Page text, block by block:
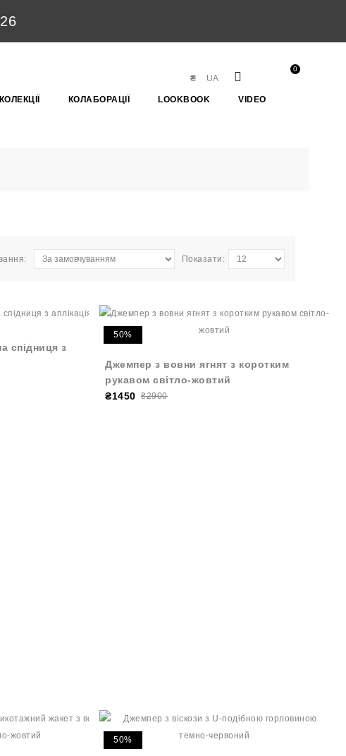
0
UA
₴
КОЛЕКЦІЇ КОЛАБОРАЦІЇ LOOKBOOK VIDEO
Показати:
спідниця з
50%
Джемпер з вовни ягнят з коротким
рукавом світло-жовтий
₴1450
₴2900
50%